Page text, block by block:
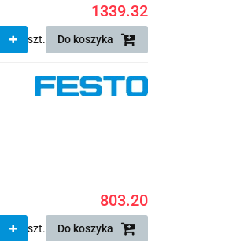
1339.32
szt. Do koszyka
803.20
szt. Do koszyka